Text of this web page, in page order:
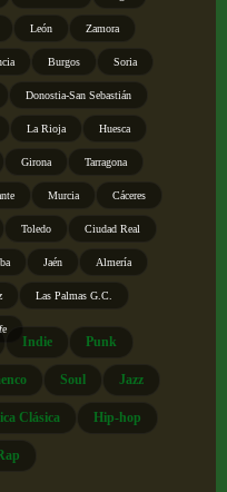
León Zamora
Burgos Soria
Donostia-San Sebastián
La Rioja Huesca
Girona Tarragona
Murcia Cáceres
Toledo Ciudad Real
Jaén Almería
Las Palmas G.C.
Indie Punk
Soul Jazz
Clásica Hip-hop